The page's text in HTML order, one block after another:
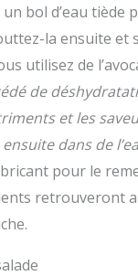
bol d’eau tiède
la ensuite et
utilisez de
de
et les
dans de
pour le
retrouveront